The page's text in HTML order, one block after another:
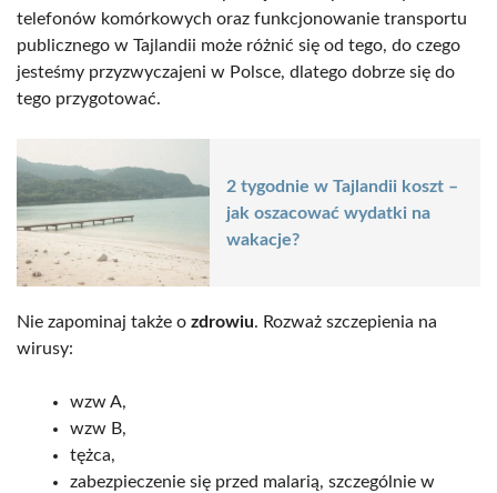
telefonów komórkowych oraz funkcjonowanie transportu
publicznego w Tajlandii może różnić się od tego, do czego
jesteśmy przyzwyczajeni w Polsce, dlatego dobrze się do
tego przygotować.
2 tygodnie w Tajlandii koszt –
jak oszacować wydatki na
wakacje?
Nie zapominaj także o zdrowiu. Rozważ szczepienia na
wirusy:
wzw A,
wzw B,
tężca,
zabezpieczenie się przed malarią, szczególnie w